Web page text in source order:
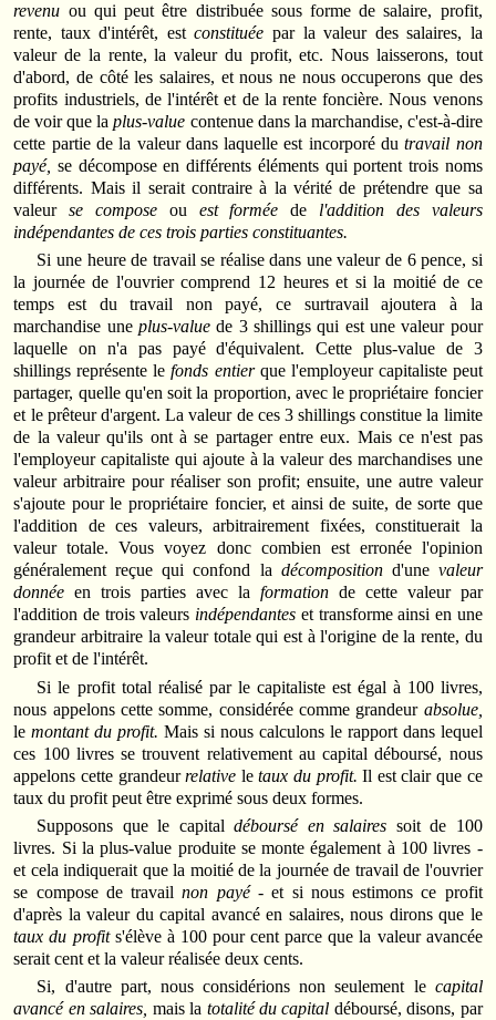
revenu ou qui peut être distribuée sous forme de salaire, profit,
rente, taux d'intérêt, estconstituéepar la valeur des salaires, la
valeur de la rente, la valeur du profit, etc. Nous laisserons, tout
d'abord, de côté les salaires, et nous ne nous occuperons que des
profits industriels, de l'intérêt et de la rente foncière. Nous venons
de voir que laplus-value contenue dans la marchandise, c'est-à-dire
cette partie de la valeur dans laquelle est incorporé dutravail non
payé,se décompose en différents éléments qui portent trois noms
différents. Mais il serait contraire à la vérité de prétendre que sa
valeurse compose ou est forméede l'addition des valeurs
indépendantes de ces trois parties constituantes.
Si une heure de travail se réalise dans une valeur de 6 pence, si
la journée de l'ouvrier comprend 12 heures et si la moitié de ce
temps est du travail non payé, ce surtravail ajoutera à la
marchandise une plus-valuede 3 shillings qui est une valeur pour
laquelle on n'a pas payé d'équivalent. Cette plus-value de 3
shillings représente lefonds entier que l'employeur capitaliste peut
partager, quelle qu'en soit la proportion, avec le propriétaire foncier
et le prêteur d'argent. La valeur de ces 3 shillings constitue la limite
de la valeur qu'ils ont à se partager entre eux. Mais ce n'est pas
l'employeur capitaliste qui ajoute à la valeur des marchandises une
valeur arbitraire pour réaliser son profit; ensuite, une autre valeur
s'ajoute pour le propriétaire foncier, et ainsi de suite, de sorte que
l'addition de ces valeurs, arbitrairement fixées, constituerait la
valeur totale. Vous voyez donc combien est erronée l'opinion
généralement reçue qui confond la décomposition d'une valeur
donnéeen trois parties avec la formation de cette valeur par
l'addition de trois valeurs indépendantes et transforme ainsi en une
grandeur arbitraire la valeur totale qui est à l'origine de la rente, du
profit et de l'intérêt.
Si le profit total réalisé par le capitaliste est égal à 100 livres,
nous appelons cette somme, considérée comme grandeur absolue,
lemontant du profit.Mais si nous calculons le rapport dans lequel
ces 100 livres se trouvent relativement au capital déboursé, nous
appelons cette grandeurrelative letaux du profit.Il est clair que ce
taux du profit peut être exprimé sous deux formes.
Supposons que le capitaldéboursé en salaires soit de 100
livres. Si la plus-value produite se monte également à 100 livres -
et cela indiquerait que la moitié de la journée de travail de l'ouvrier
se compose de travailnon payé - et si nous estimons ce profit
d'après la valeur du capital avancé en salaires, nous dirons que le
taux du profit s'élève à 100 pour cent parce que la valeur avancée
serait cent et la valeur réalisée deux cents.
Si, d'autre part, nous considérions non seulement le capital
avancé en salaires, mais la totalité du capital déboursé, disons, par